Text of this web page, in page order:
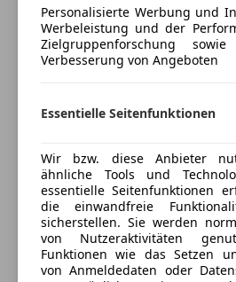
Büro 03452/8265271
(Besichtigung der Fahrzeuge
nur mit vorheriger
-Zwischenverkauf vorbehalten.
und
-Aufgeführte Ausstattungen
Vorort zu prüfen.
-Alle Angaben in den
und ohne Gewähr.
Versicherungsschutz an
anpassen
Auto einfach online
Jetzt
Verkäufer Händler
Personalisierte Werbung und
Werbeleistung und der
Zielgruppenforschung
Verbesserung von Angeboten
Essentielle Seitenfunktionen
Wir bzw. diese Anbieter
ähnliche Tools und
essentielle Seitenfunktionen
die einwandfreie
sicherstellen. Sie werden
von Nutzeraktivitäten
Funktionen wie das Setzen
von Anmeldedaten oder